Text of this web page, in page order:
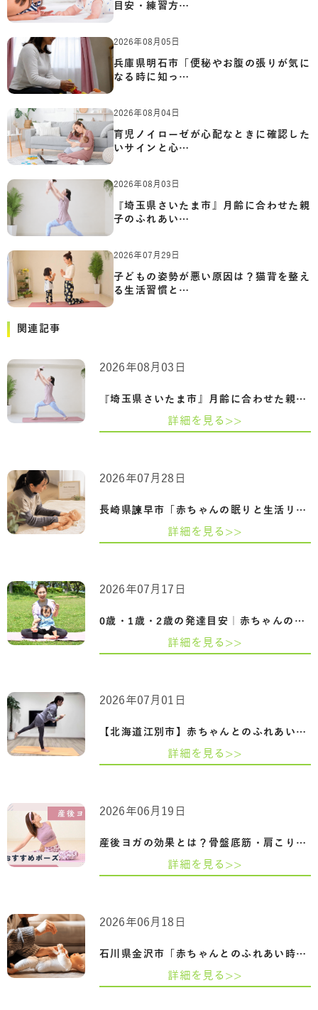
目安・練習方…
2026年08月05日
兵庫県明石市「便秘やお腹の張りが気に
なる時に知っ…
2026年08月04日
育児ノイローゼが心配なときに確認した
いサインと心…
2026年08月03日
『埼玉県さいたま市』月齢に合わせた親
子のふれあい…
2026年07月29日
子どもの姿勢が悪い原因は？猫背を整え
る生活習慣と…
関連記事
『埼玉県さいたま市』月齢に合わせた親子…
2026年08月03日
詳細を見る>>
長崎県諫早市「赤ちゃんの眠りと生活リズ…
2026年07月28日
詳細を見る>>
0歳・1歳・2歳の発達目安｜赤ちゃんの成長…
2026年07月17日
詳細を見る>>
【北海道江別市】赤ちゃんとのふれあいを…
2026年07月01日
詳細を見る>>
産後ヨガの効果とは？骨盤底筋・肩こり・…
2026年06月19日
詳細を見る>>
石川県金沢市「赤ちゃんとのふれあい時間…
2026年06月18日
詳細を見る>>